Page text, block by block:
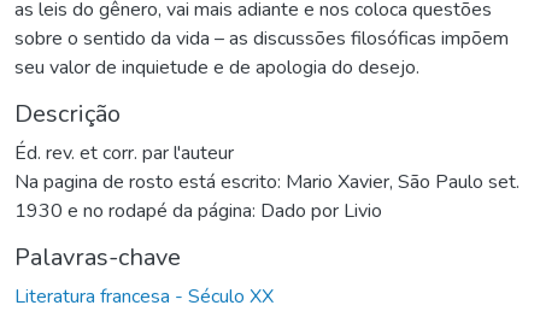
as leis do gênero, vai mais adiante e nos coloca questões
sobre o sentido da vida – as discussões filosóficas impõem
seu valor de inquietude e de apologia do desejo.
Descrição
Éd. rev. et corr. par l'auteur
Na pagina de rosto está escrito: Mario Xavier, São Paulo set.
1930 e no rodapé da página: Dado por Livio
Palavras-chave
Literatura francesa - Século XX